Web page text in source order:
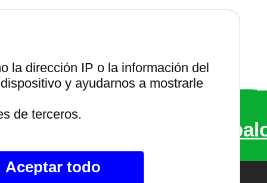
renovables
la dirección IP o la información del
y ayudarnos a mostrarle
de terceros.
Aceptar todo